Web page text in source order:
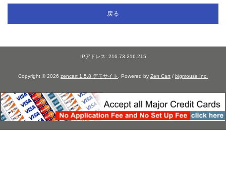
戻る
IPアドレス: 216.73.216.215
Copyright © 2026 zencart 1.5.8 デモサイト . Powered by Zen Cart / bigmouse Inc.